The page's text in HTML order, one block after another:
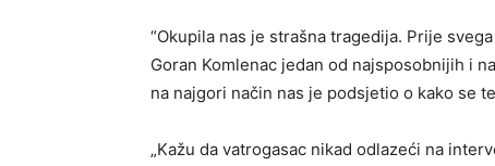
“Okupila nas je strašna tragedija. Prije
Goran Komlenac jedan od najsposobnijih i
na najgori način nas je podsjetio o kako se
„Kažu da vatrogasac nikad odlazeći na